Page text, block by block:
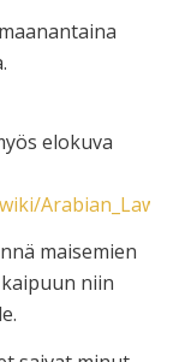
elokuva
maisemien
niin